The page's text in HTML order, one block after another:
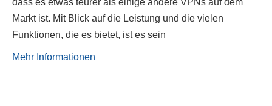
Markt ist. Mit Blick auf die Leistung und die vielen
Funktionen, die es bietet, ist es sein
Mehr Informationen